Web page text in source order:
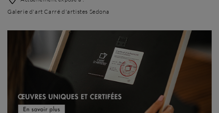
Galerie d'art Carré d'artistes Sedona